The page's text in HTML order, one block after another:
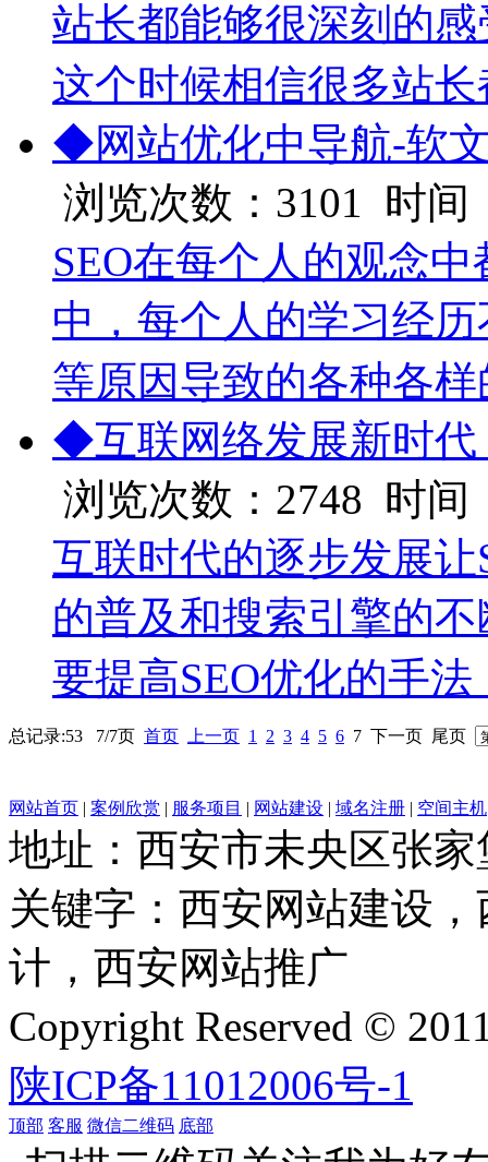
站长都能够很深刻的
这个时候相信很多站
◆网站优化中导航-软
浏览次数：3101 时间
SEO在每个人的观念
中，每个人的学习经
等原因导致的各种各
◆互联网络发展新时代
浏览次数：2748 时间
互联时代的逐步发展
的普及和搜索引擎的
要提高SEO优化的手
总记录:53 7/7页 首页 上一页 1 2 3 4 5 6 7 下一页 尾页
网站首页 | 案例欣赏 | 服务项目 | 网站建设 | 域名注册 | 空间主机
地址：西安市未央区张
关键字：西安网站建设
计，西安网站推广
Copyright Reserved ©
陕ICP备11012006号-1
顶部 客服 微信二维码 底部